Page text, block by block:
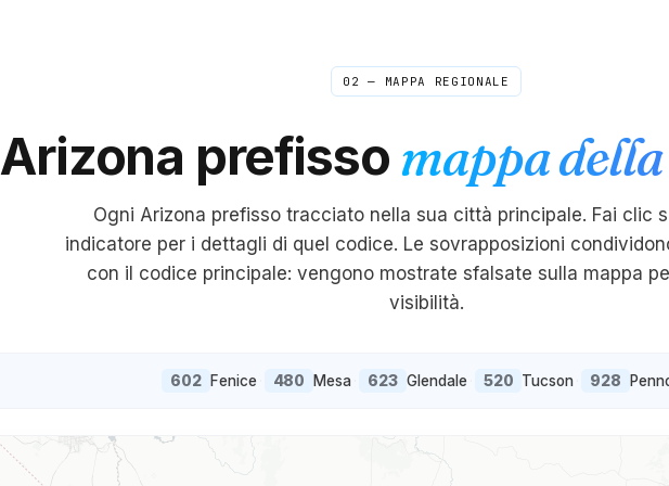
02 — MAPPA REGIONALE
Arizona prefisso mappa
Ogni Arizona prefisso tracciato nella sua città principale. Fai clic
indicatore per i dettagli di quel codice. Le sovrapposizioni
con il codice principale: vengono mostrate sfalsate sulla mappa
visibilità.
602 Fenice 480 Mesa 623 Glendale 520 Tucson 928